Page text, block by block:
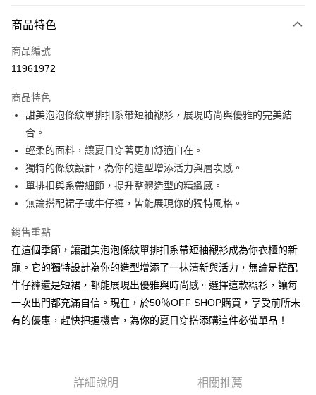
信用卡一次付款
超商取貨付款
Apple Pay
街口支付
悠遊付
Google Pay
【關於「AFTEE先享後付」】
AFTEE先享後付是「在收到商品之後才付款」的支付方式。 讓您購物簡單
便利好安心！
１．簡單：不需註冊會員、不需綁卡、不需儲值。
２．便利：只要手機號碼，簡訊認證，即可結帳。
１．於結帳方式選擇「AFTEE先享後付」後，將跳轉至「AFTEE先享後付」
結帳頁面，進行簡訊認證並確認金額後，即可完成結帳。
ATM付款
運送方式
付款 後全家取貨
商品特色
商品編號
11961972
商品特色
甜美泡泡條紋單排扣系帶短袖襯衫，展現時尚與優雅的完美結
合。
輕柔的面料，讓夏日穿著更加舒適自在。
獨特的條紋設計，為你的造型增添活力與層次感。
單排扣與系帶細節，提升整體造型的精緻感。
無論搭配裙子或牛仔褲，皆能展現你的獨特風格。
銷售重點
在這個季節，讓甜美泡泡條紋單排扣系帶短袖襯衫成為你衣櫃的新
寵。它的獨特設計為你的造型增添了一抹清新與活力，無論是搭配
牛仔褲還是短裙，都能展現出優雅與時尚感。選擇這款襯衫，讓每
一次出門都充滿自信。現在，於50％OFF SHOP購買，享受前所未
有的優惠，趕快把握機會，為你的夏日穿搭添購這件必備單品！
詳細說明 相關推薦